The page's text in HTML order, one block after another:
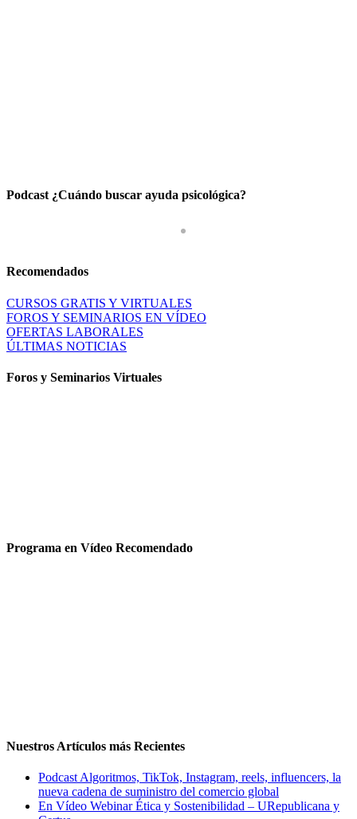
Podcast ¿Cuándo buscar ayuda psicológica?
Recomendados
CURSOS GRATIS Y VIRTUALES
FOROS Y SEMINARIOS EN VÍDEO
OFERTAS LABORALES
ÚLTIMAS NOTICIAS
Foros y Seminarios Virtuales
Programa en Vídeo Recomendado
Nuestros Artículos más Recientes
Podcast Algoritmos, TikTok, Instagram, reels, influencers, la
nueva cadena de suministro del comercio global
En Vídeo Webinar Ética y Sostenibilidad – URepublicana y